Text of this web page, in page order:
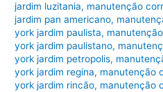
jardim luzitania, manutenção
jardim pan americano,
york jardim paulista,
york jardim paulistano,
york jardim petropolis,
york jardim regina, manutenção
york jardim rincão, manutenção